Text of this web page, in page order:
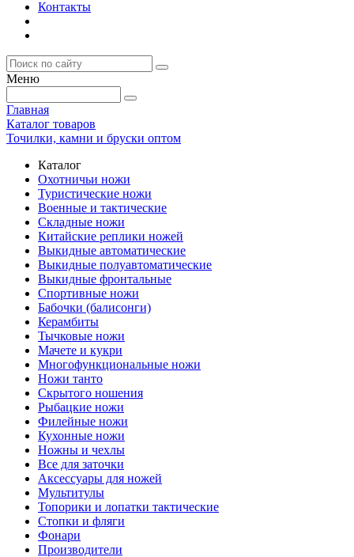
Контакты
Меню
Главная
Каталог товаров
Точилки, камни и бруски оптом
Каталог
Охотничьи ножи
Туристические ножи
Военные и тактические
Складные ножи
Китайские реплики ножей
Выкидные автоматические
Выкидные полуавтоматические
Выкидные фронтальные
Спортивные ножи
Бабочки (балисонги)
Керамбиты
Тычковые ножи
Мачете и кукри
Многофункциональные ножи
Ножи танто
Скрытого ношения
Рыбацкие ножи
Филейные ножи
Кухонные ножи
Ножны и чехлы
Все для заточки
Аксессуары для ножей
Мультитулы
Топорики и лопатки тактические
Стопки и фляги
Фонари
Производители